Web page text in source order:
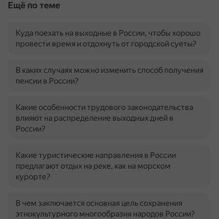
Ещё по теме
Куда поехать на выходные в России, чтобы хорошо
провести время и отдохнуть от городской суеты?
В каких случаях можно изменить способ получения
пенсии в России?
Какие особенности трудового законодательства
влияют на распределение выходных дней в
России?
Какие туристические направления в России
предлагают отдых на реке, как на морском
курорте?
В чем заключается основная цель сохранения
этнокультурного многообразия народов России?